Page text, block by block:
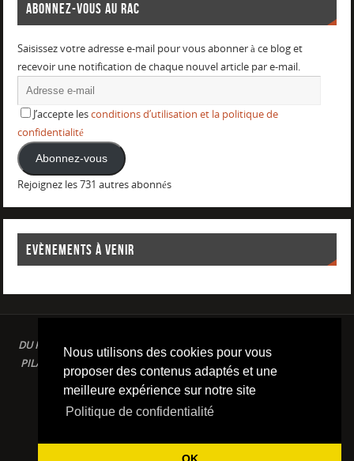
Nous utilisons des cookies pour vous
proposer des contenus adaptés et une
meilleure expérience sur notre site
Politique de confidentialité
ABONNEZ-VOUS AU RAC
Saisissez votre adresse e-mail pour vous abonner à ce blog et
recevoir une notification de chaque nouvel article par e-mail.
J’accepte lesconditions d’utilisation et la politique de
confidentialité
Abonnez-vous
Rejoignez les 731 autres abonnés
EVÈNEMENTS À VENIR
DU PLAISIR DANS LE SPORT LOISIR A LA COMPETITION : AQUAGYM /
PILATES / STRETCHING / COURSE A PIED / NATATION / TRIATHLON /
TRAILS / YOGA/ RENFORCEMENT MUSCULAIRE
Conditions d'utilisation & Politique de confidentialité